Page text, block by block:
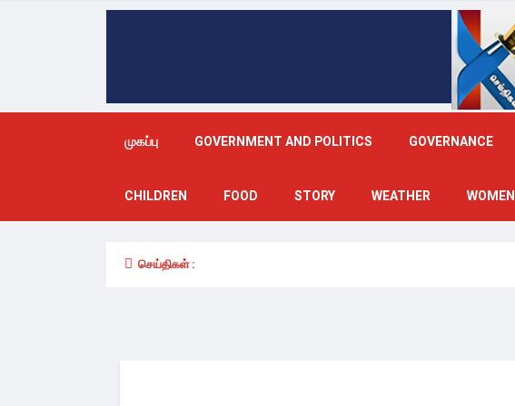
முகப்பு GOVERNMENT AND POLITICS GOVERNANCE
CHILDREN FOOD STORY WEATHER WOMEN
செய்திகள் :